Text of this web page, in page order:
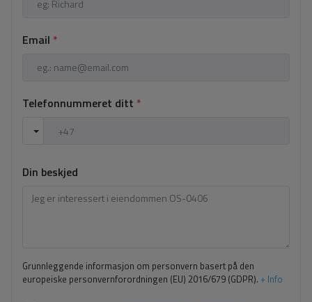
Email *
Telefonnummeret ditt *
Din beskjed
Grunnleggende informasjon om personvern basert på den
europeiske personvernforordningen (EU) 2016/679 (GDPR). + Info